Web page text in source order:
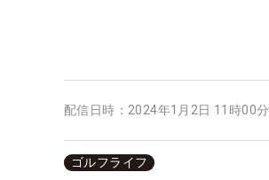
配信日時： 2024年1月2日 11時00分
ゴルフライフ